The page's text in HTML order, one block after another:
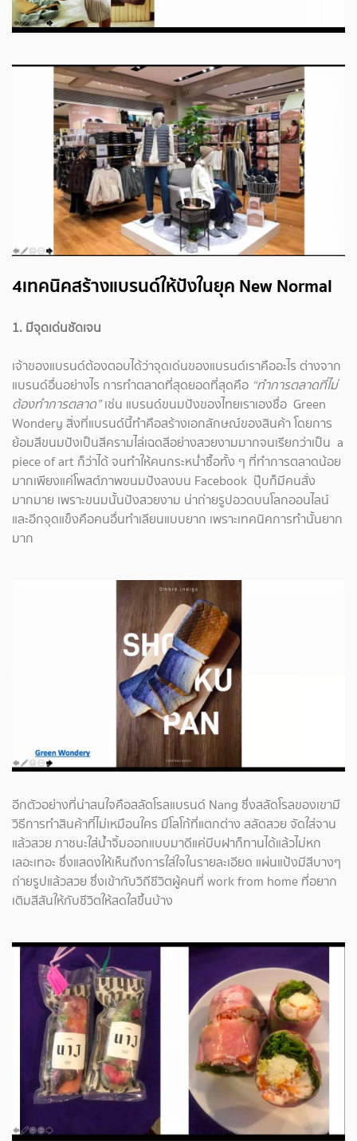
4เทคนิคสร้างแบรนด์ให้ปังในยุค New Normal
1. มีจุดเด่นชัดเจน
เจ้าของแบรนด์ต้องตอบได้ว่าจุดเด่นของแบรนด์เราคืออะไร ต่างจาก
แบรนด์อื่นอย่างไร การทำตลาดที่สุดยอดที่สุดคือ “ทำการตลาดที่ไม่
ต้องทำการตลาด”เช่น แบรนด์ขนมปังของไทยเราเองชื่อ Green
Wondery สิ่งที่แบรนด์นี้ทำคือสร้างเอกลักษณ์ของสินค้า โดยการ
ย้อมสีขนมปังเป็นสีครามไล่เฉดสีอย่างสวยงามมากจนเรียกว่าเป็น a
piece of art ก็ว่าได้ จนทำให้คนกระหน่ำซื้อทั้ง ๆ ที่ทำการตลาดน้อย
มากเพียงแค่โพสต์ภาพขนมปังลงบน Facebook ปุ๊บก็มีคนสั่ง
มากมาย เพราะขนมนั้นปังสวยงาม น่าถ่ายรูปอวดบนโลกออนไลน์
และอีกจุดแข็งคือคนอื่นทำเลียนแบบยาก เพราะเทคนิคการทำนั้นยาก
มาก
อีกตัวอย่างที่น่าสนใจคือสลัดโรลแบรนด์ Nang ซึ่งสลัดโรลของเขามี
วิธีการทำสินค้าที่ไม่เหมือนใคร มีโลโก้ที่แตกต่าง สลัดสวย จัดใส่จาน
แล้วสวย ภาชนะใส่น้ำจิ้มออกแบบมาดีแค่บีบฝาก็ทานได้แล้วไม่หก
เลอะเทอะ ซึ่งแสดงให้เห็นถึงการใส่ใจในรายละเอียด แผ่นแป้งมีสีบางๆ
ถ่ายรูปแล้วสวย ซึ่งเข้ากับวิถีชีวิตผู้คนที่ work from home ที่อยาก
เติมสีสันให้กับชีวิตให้สดใสขึ้นบ้าง